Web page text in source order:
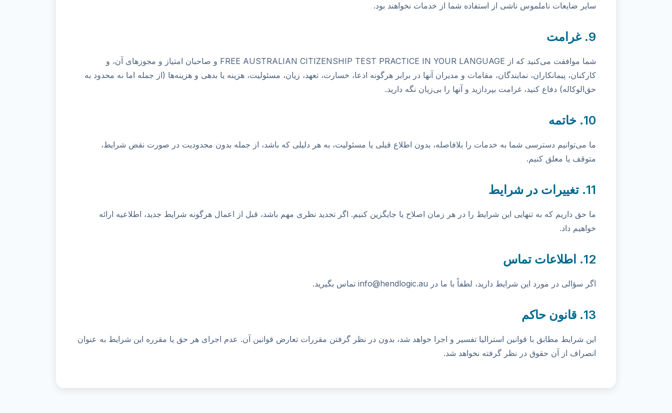
سایر ضایعات ناملموس ناشی از استفاده شما از خدمات نخواهند بود.
9. غرامت
شما موافقت می‌کنید که از FREE AUSTRALIAN CITIZENSHIP TEST PRACTICE IN YOUR LANGUAGE و صاحبان امتیاز و مجوزهای آن، و
کارکنان، پیمانکاران، نمایندگان، مقامات و مدیران آنها در برابر هرگونه ادعا، خسارت، تعهد، زیان، مسئولیت، هزینه یا بدهی و هزینه‌ها (از جمله اما نه محدود به
حق‌الوکاله) دفاع کنید، غرامت بپردازید و آنها را بی‌زیان نگه دارید.
10. خاتمه
ما می‌توانیم دسترسی شما به خدمات را بلافاصله، بدون اطلاع قبلی یا مسئولیت، به هر دلیلی که باشد، از جمله بدون محدودیت در صورت نقض شرایط،
متوقف یا معلق کنیم.
11. تغییرات در شرایط
ما حق داریم که به تنهایی این شرایط را در هر زمان اصلاح یا جایگزین کنیم. اگر تجدید نظری مهم باشد، قبل از اعمال هرگونه شرایط جدید، اطلاعیه ارائه
خواهیم داد.
12. اطلاعات تماس
اگر سؤالی در مورد این شرایط دارید، لطفاً با ما در info@hendlogic.au تماس بگیرید.
13. قانون حاکم
این شرایط مطابق با قوانین استرالیا تفسیر و اجرا خواهد شد، بدون در نظر گرفتن مقررات تعارض قوانین آن. عدم اجرای هر حق یا مقرره این شرایط به عنوان
انصراف از آن حقوق در نظر گرفته نخواهد شد.